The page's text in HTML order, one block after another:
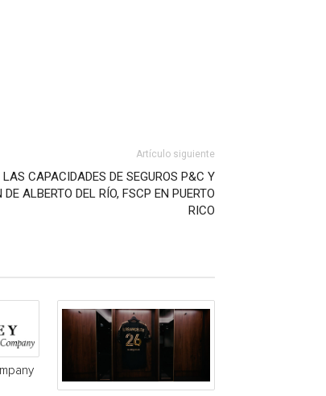
Artículo siguiente
CAPACIDADES DE SEGUROS P&C Y
ALBERTO DEL RÍO, FSCP EN PUERTO
RICO